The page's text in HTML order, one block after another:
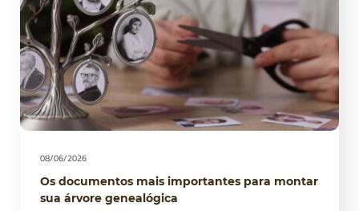
08/06/2026
Os documentos mais importantes para montar
sua árvore genealógica